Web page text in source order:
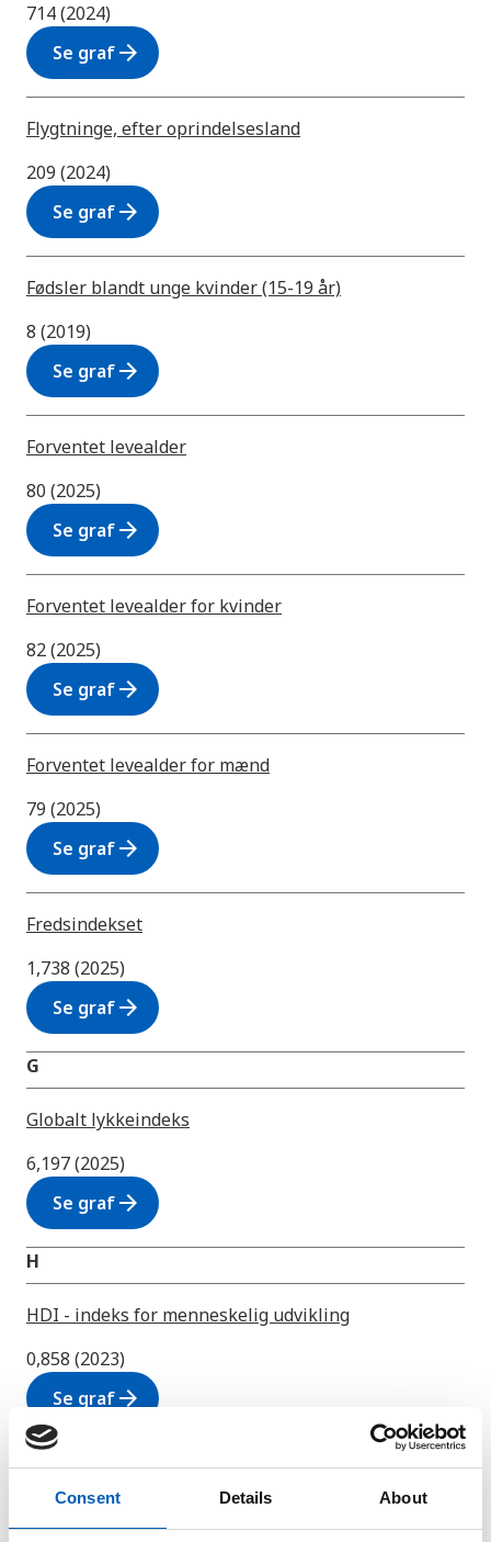
Consent Details About
714 (2024)
Se grafarrow_forward
Flygtninge, efter oprindelsesland
209 (2024)
Se grafarrow_forward
Fødsler blandt unge kvinder (15-19 år)
8 (2019)
Se grafarrow_forward
Forventet levealder
80 (2025)
Se grafarrow_forward
Forventet levealder for kvinder
82 (2025)
Se grafarrow_forward
Forventet levealder for mænd
79 (2025)
Se grafarrow_forward
Fredsindekset
1,738 (2025)
Se grafarrow_forward
G
Globalt lykkeindeks
6,197 (2025)
Se grafarrow_forward
H
HDI - indeks for menneskelig udvikling
0,858 (2023)
Se grafarrow_forward
Henrettelser